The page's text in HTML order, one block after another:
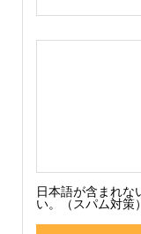
日本語が含まれな
い。（スパム対策）